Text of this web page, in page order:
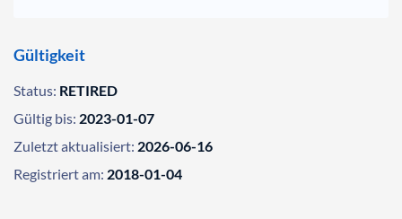
Gültigkeit
Status: RETIRED
Gültig bis: 2023-01-07
Zuletzt aktualisiert: 2026-06-16
Registriert am: 2018-01-04